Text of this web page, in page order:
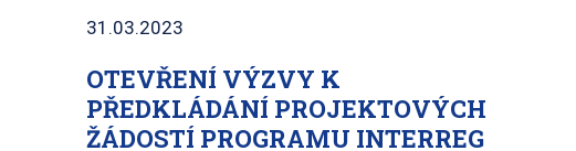
OTEVŘENÍ VÝZVY K
PŘEDKLÁDÁNÍ PROJEKTOVÝCH
ŽÁDOSTÍ PROGRAMU INTERREG
31.03.2023